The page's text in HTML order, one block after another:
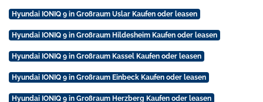
Hyundai IONIQ 9 in Großraum Uslar Kaufen oder leasen
Hyundai IONIQ 9 in Großraum Hildesheim Kaufen oder leasen
Hyundai IONIQ 9 in Großraum Kassel Kaufen oder leasen
Hyundai IONIQ 9 in Großraum Einbeck Kaufen oder leasen
Hyundai IONIQ 9 in Großraum Herzberg Kaufen oder leasen